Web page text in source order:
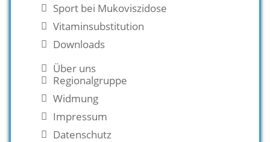
Sport bei Mukoviszidose
Vitaminsubstitution
Downloads
Über uns
Regionalgruppe
Widmung
Impressum
Datenschutz